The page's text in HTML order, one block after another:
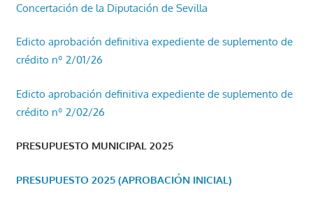
Concertación de la Diputación de Sevilla
Edicto aprobación definitiva expediente de suplemento de
crédito nº 2/01/26
Edicto aprobación definitiva expediente de suplemento de
crédito nº 2/02/26
PRESUPUESTO MUNICIPAL 2025
PRESUPUESTO 2025 (APROBACIÓN INICIAL)